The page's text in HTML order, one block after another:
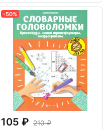
-50%
105
210